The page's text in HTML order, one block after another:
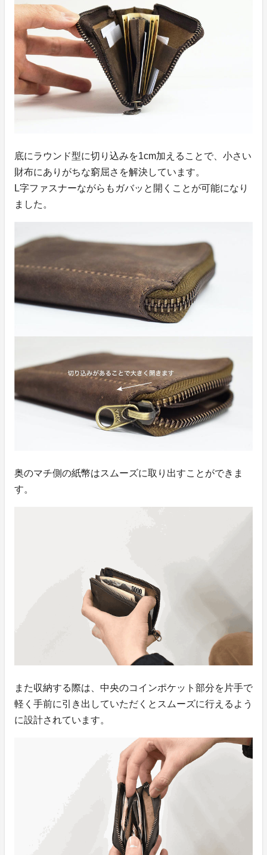
底にラウンド型に切り込みを1cm加えることで、小さい
財布にありがちな窮屈さを解決しています。
L字ファスナーながらもガバッと開くことが可能になり
ました。
奥のマチ側の紙幣はスムーズに取り出すことができま
す。
また収納する際は、中央のコインポケット部分を片手で
軽く手前に引き出していただくとスムーズに行えるよう
に設計されています。